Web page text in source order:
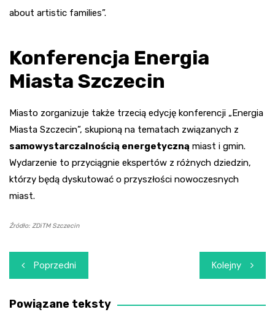
about artistic families”.
Konferencja Energia
Miasta Szczecin
Miasto zorganizuje także trzecią edycję konferencji „Energia
Miasta Szczecin”, skupioną na tematach związanych z
samowystarczalnością energetyczną miast i gmin.
Wydarzenie to przyciągnie ekspertów z różnych dziedzin,
którzy będą dyskutować o przyszłości nowoczesnych
miast.
Źródło: ZDiTM Szczecin
Nawigacja
wpisu
Poprzedni Kolejny
Powiązane teksty